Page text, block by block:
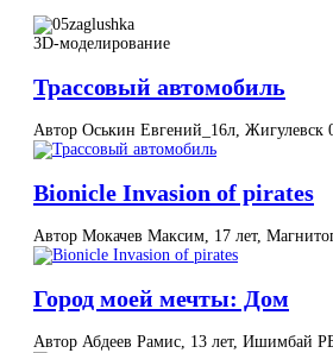
3D-моделирование
Трассовый автомобиль
Автор Оськин Евгений_16л, Жигулевск
Bionicle Invasion of pirates
Автор Мокачев Максим, 17 лет,
Город моей мечты: Дом
Автор Абдеев Рамис, 13 лет, Ишимбай